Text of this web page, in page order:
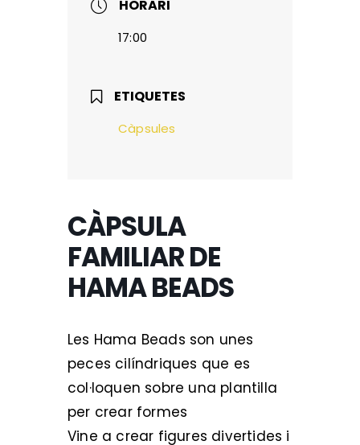
HORARI
17:00
ETIQUETES
Càpsules
CÀPSULA
FAMILIAR DE
HAMA BEADS
Les Hama Beads son unes
peces cilíndriques que es
col·loquen sobre una plantilla
per crear formes
Vine a crear figures divertides i